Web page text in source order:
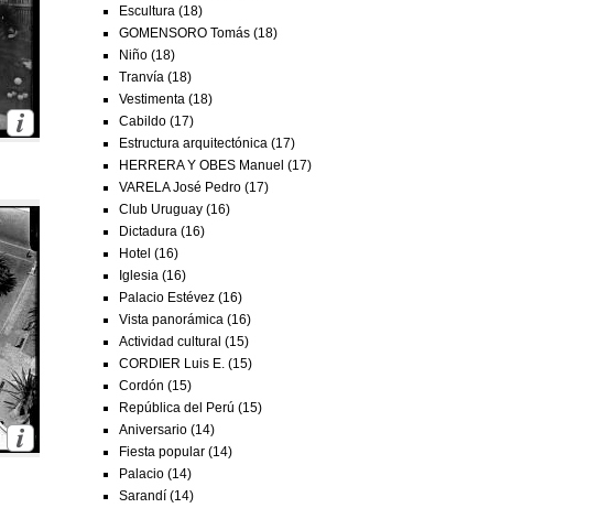
Escultura (18)
GOMENSORO Tomás (18)
Niño (18)
Tranvía (18)
Vestimenta (18)
Cabildo (17)
Estructura arquitectónica (17)
HERRERA Y OBES Manuel (17)
VARELA José Pedro (17)
Club Uruguay (16)
Dictadura (16)
Hotel (16)
Iglesia (16)
Palacio Estévez (16)
Vista panorámica (16)
Actividad cultural (15)
CORDIER Luis E. (15)
Cordón (15)
República del Perú (15)
Aniversario (14)
Fiesta popular (14)
Palacio (14)
Sarandí (14)